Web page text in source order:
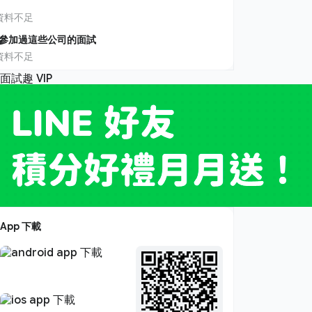
料不足
加過這些公司的面試
料不足
App 下載